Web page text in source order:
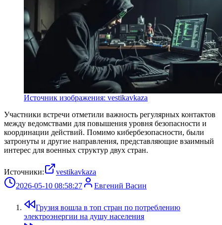
Источник изображения: vestikavkaza
Участники встречи отметили важность регулярных контактов
между ведомствами для повышения уровня безопасности и
координации действий. Помимо кибербезопасности, были
затронуты и другие направления, представляющие взаимный
интерес для военных структур двух стран.
Источники:
vestikavkaza
2026-05-10 08:58:27
Евгений Васин
Грузия вошла в топ стран по потреблению
электроэнергии на душу населения